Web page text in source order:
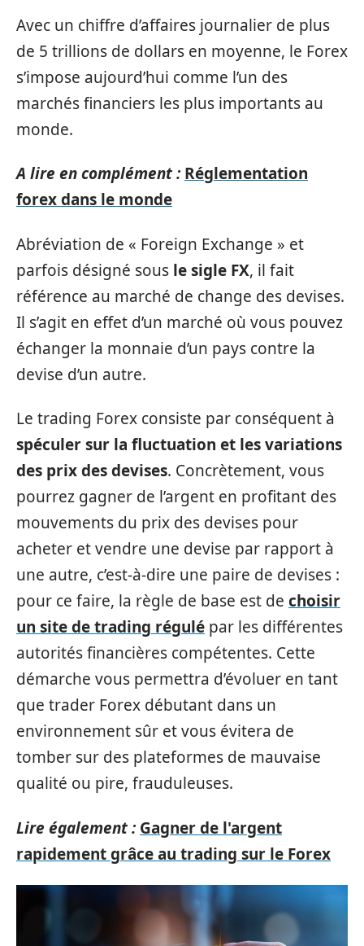
Avec un chiffre d’affaires journalier de plus
de 5 trillions de dollars en moyenne, le Forex
s’impose aujourd’hui comme l’un des
marchés financiers les plus importants au
monde.
A lire en complément : Réglementation
forex dans le monde
Abréviation de « Foreign Exchange » et
parfois désigné sous le sigle FX, il fait
référence au marché de change des devises.
Il s’agit en effet d’un marché où vous pouvez
échanger la monnaie d’un pays contre la
devise d’un autre.
Le trading Forex consiste par conséquent à
spéculer sur la fluctuation et les variations
des prix des devises. Concrètement, vous
pourrez gagner de l’argent en profitant des
mouvements du prix des devises pour
acheter et vendre une devise par rapport à
une autre, c’est-à-dire une paire de devises :
pour ce faire, la règle de base est de choisir
un site de trading régulé par les différentes
autorités financières compétentes. Cette
démarche vous permettra d’évoluer en tant
que trader Forex débutant dans un
environnement sûr et vous évitera de
tomber sur des plateformes de mauvaise
qualité ou pire, frauduleuses.
Lire également : Gagner de l'argent
rapidement grâce au trading sur le Forex